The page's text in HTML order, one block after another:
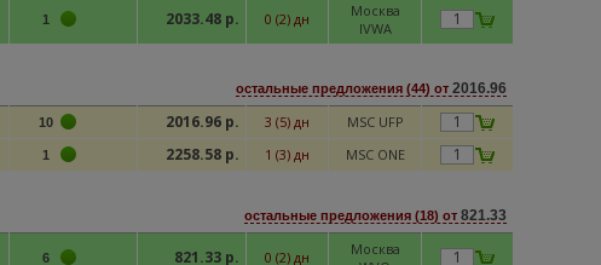
1 2033.48 р. 0 (2) дн
Москва
IVWA
остальные предложения (44) от 2016.96
10 2016.96 р. 3 (5) дн MSC UFP
1 2258.58 р. 1 (3) дн MSC ONE
остальные предложения (18) от 821.33
6 821.33 р. 0 (2) дн
Москва